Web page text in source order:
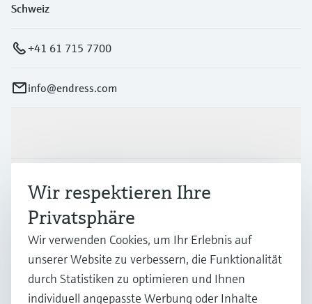
Schweiz
+41 61 715 7700
info@endress.com
Branchen
Support
Unternehmen
Wir respektieren Ihre
Privatsphäre
Wir verwenden Cookies, um Ihr Erlebnis auf
unserer Website zu verbessern, die Funktionalität
durch Statistiken zu optimieren und Ihnen
individuell angepasste Werbung oder Inhalte